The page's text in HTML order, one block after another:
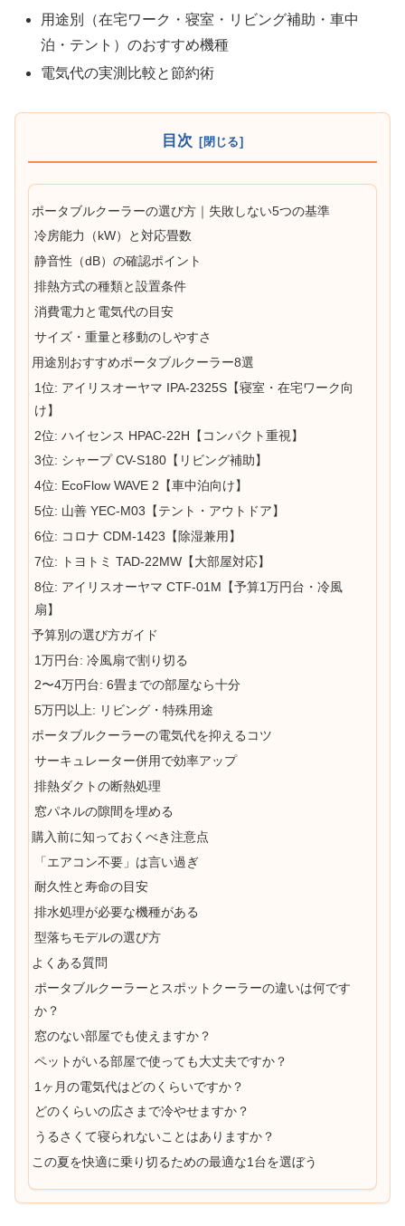
用途別（在宅ワーク・寝室・リビング補助・車中
泊・テント）のおすすめ機種
電気代の実測比較と節約術
目次
ポータブルクーラーの選び方｜失敗しない5つの基準
冷房能力（kW）と対応畳数
静音性（dB）の確認ポイント
排熱方式の種類と設置条件
消費電力と電気代の目安
サイズ・重量と移動のしやすさ
用途別おすすめポータブルクーラー8選
1位: アイリスオーヤマ IPA-2325S【寝室・在宅ワーク向
け】
2位: ハイセンス HPAC-22H【コンパクト重視】
3位: シャープ CV-S180【リビング補助】
4位: EcoFlow WAVE 2【車中泊向け】
5位: 山善 YEC-M03【テント・アウトドア】
6位: コロナ CDM-1423【除湿兼用】
7位: トヨトミ TAD-22MW【大部屋対応】
8位: アイリスオーヤマ CTF-01M【予算1万円台・冷風
扇】
予算別の選び方ガイド
1万円台: 冷風扇で割り切る
2〜4万円台: 6畳までの部屋なら十分
5万円以上: リビング・特殊用途
ポータブルクーラーの電気代を抑えるコツ
サーキュレーター併用で効率アップ
排熱ダクトの断熱処理
窓パネルの隙間を埋める
購入前に知っておくべき注意点
「エアコン不要」は言い過ぎ
耐久性と寿命の目安
排水処理が必要な機種がある
型落ちモデルの選び方
よくある質問
ポータブルクーラーとスポットクーラーの違いは何です
か？
窓のない部屋でも使えますか？
ペットがいる部屋で使っても大丈夫ですか？
1ヶ月の電気代はどのくらいですか？
どのくらいの広さまで冷やせますか？
うるさくて寝られないことはありますか？
この夏を快適に乗り切るための最適な1台を選ぼう